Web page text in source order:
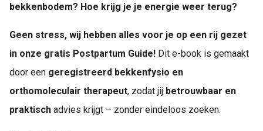
bekkenbodem? Hoe krijg je je energie weer terug?
Geen stress, wij hebben alles voor je op een rij gezet
in onze gratis Postpartum Guide! Dit e-book is gemaakt
door een geregistreerd bekkenfysio en
orthomoleculair therapeut, zodat jij betrouwbaar en
praktisch advies krijgt – zonder eindeloos zoeken.